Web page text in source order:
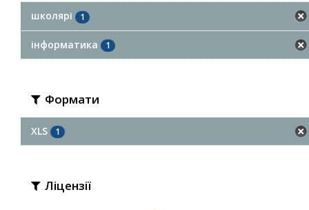
школярі 1
інформатика 1
Формати
XLS 1
Ліцензії